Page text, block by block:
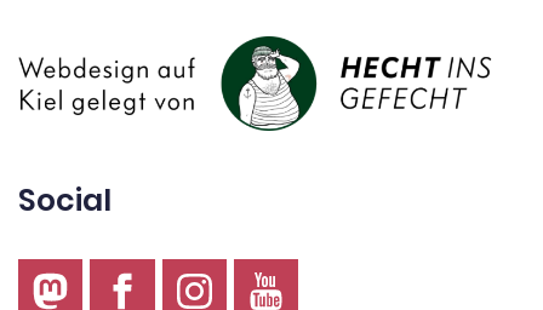
Social